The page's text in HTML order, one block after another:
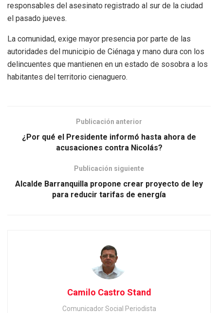
responsables del asesinato registrado al sur de la ciudad
el pasado jueves.
La comunidad, exige mayor presencia por parte de las
autoridades del municipio de Ciénaga y mano dura con los
delincuentes que mantienen en un estado de sosobra a los
habitantes del territorio cienaguero.
Publicación anterior
¿Por qué el Presidente informó hasta ahora de
acusaciones contra Nicolás?
Publicación siguiente
Alcalde Barranquilla propone crear proyecto de ley
para reducir tarifas de energía
Camilo Castro Stand
Comunicador Social Periodista